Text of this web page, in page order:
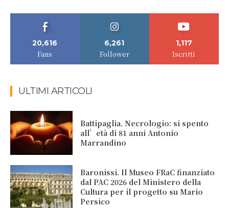
20,616
Fans
6,261
Follower
1,117
Iscritti
ULTIMI ARTICOLI
Battipaglia. Necrologio: si spento
all’età di 81 anni Antonio
Marrandino
Baronissi. Il Museo FRaC finanziato
dal PAC 2026 del Ministero della
Cultura per il progetto su Mario
Persico